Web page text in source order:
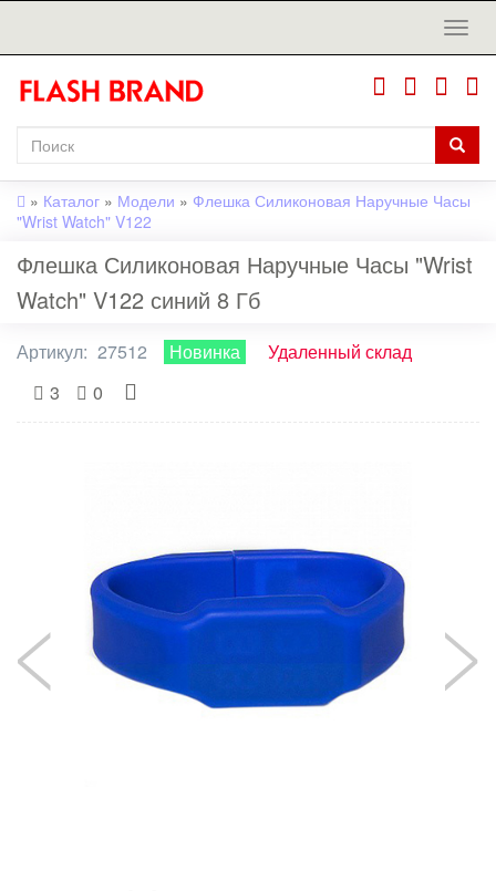
» Каталог » Модели » Флешка Силиконовая Наручные Часы
"Wrist Watch" V122
Флешка Силиконовая Наручные Часы "Wrist
Watch" V122 синий 8 Гб
Артикул: 27512 Новинка
Удаленный склад
3
0